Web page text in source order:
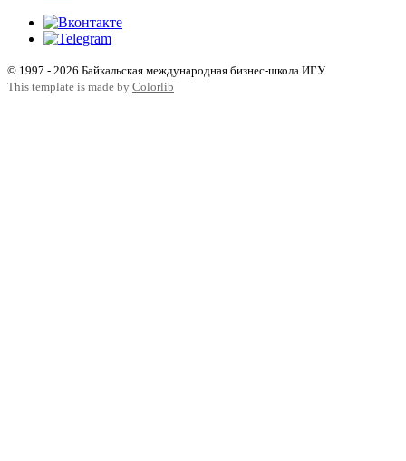
© 1997 - 2026 Байкальская международная бизнес-школа ИГУ
This template is made by Colorlib